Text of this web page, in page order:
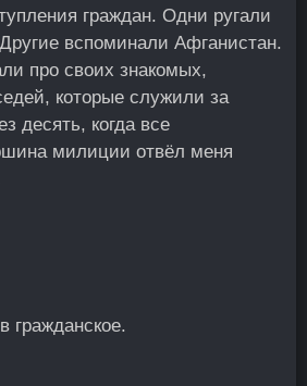
граждан. Одни ругали
вспоминали Афганистан.
про своих знакомых,
которые служили за
десять, когда все
милиции отвёл меня
гражданское.